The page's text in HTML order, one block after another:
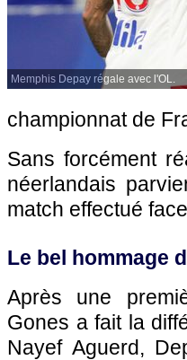
Memphis Depay régale avec l'OL.
championnat de
Sans forcément
néerlandais
match effectué
Le bel hommage
Après une
Gones a fait la
Nayef Aguerd,